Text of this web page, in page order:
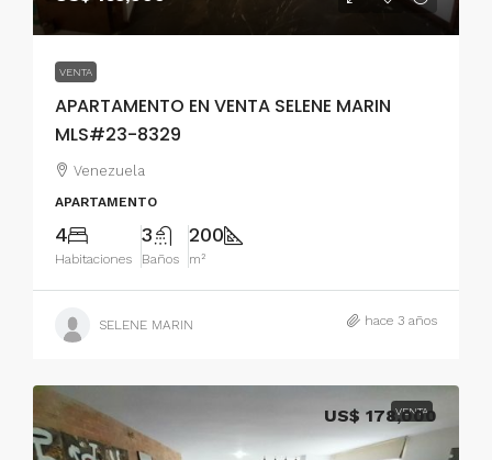
VENTA
APARTAMENTO EN VENTA SELENE MARIN
MLS#23-8329
Venezuela
APARTAMENTO
4
Habitaciones
3
Baños
200
m²
SELENE MARIN hace 3 años
VENTA
US$ 178,000